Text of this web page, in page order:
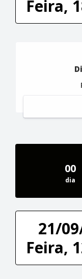
Feira,
00
dia
21/
Feira,